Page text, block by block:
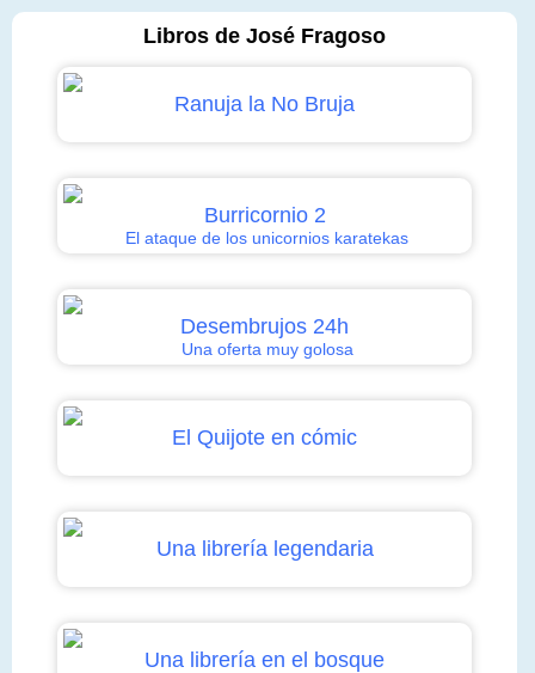
Libros de José Fragoso
Ranuja la No Bruja
Burricornio 2
El ataque de los unicornios karatekas
Desembrujos 24h
Una oferta muy golosa
El Quijote en cómic
Una librería legendaria
Una librería en el bosque